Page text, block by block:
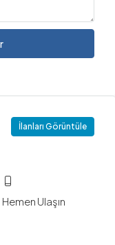
İlanları Görüntüle
Hemen Ulaşın